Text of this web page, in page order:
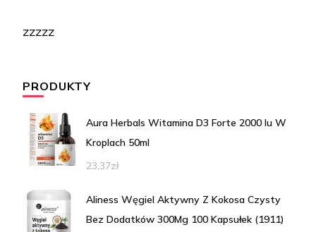
zzzzz
PRODUKTY
Aura Herbals Witamina D3 Forte 2000 Iu W
Kroplach 50ml
23,37zł
Aliness Węgiel Aktywny Z Kokosa Czysty
Bez Dodatków 300Mg 100 Kapsułek (1911)